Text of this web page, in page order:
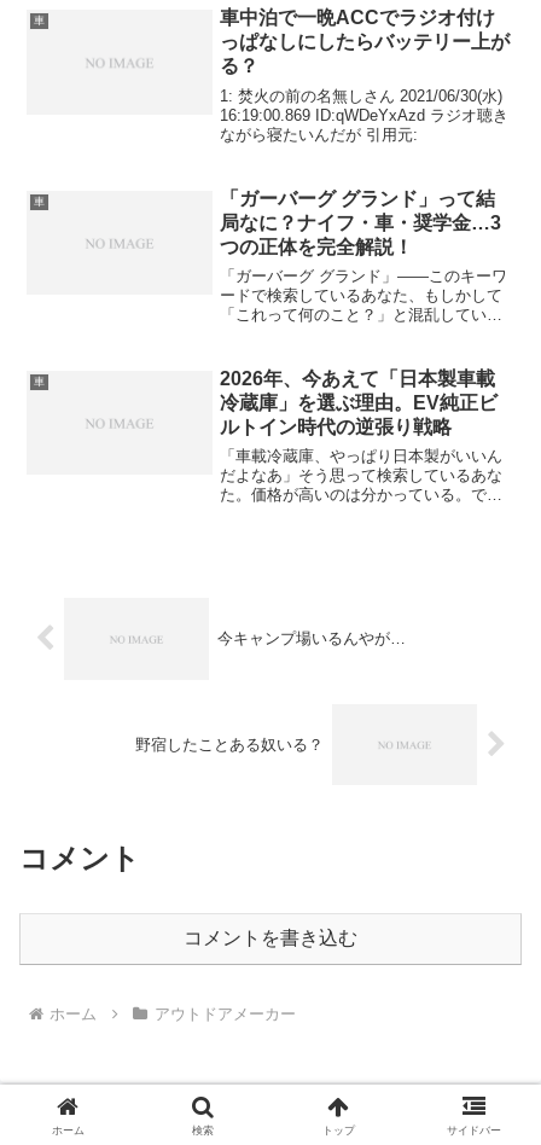
モ...
車
車中泊で一晩ACCでラジオ付け
っぱなしにしたらバッテリー上が
る？
1: 焚火の前の名無しさん 2021/06/30(水)
16:19:00.869 ID:qWDeYxAzd ラジオ聴き
ながら寝たいんだが 引用元:
車
「ガーバーグ グランド」って結
局なに？ナイフ・車・奨学金…3
つの正体を完全解説！
「ガーバーグ グランド」——このキーワ
ードで検索しているあなた、もしかして
「これって何のこと？」と混乱していま
んです。アウトドアブランド
「Gerber（ガーバー）」の...
車
2026年、今あえて「日本製車載
冷蔵庫」を選ぶ理由。EV純正ビ
ルトイン時代の逆張り戦略
「車載冷蔵庫、やっぱり日本製がいいん
だよなあ」そう思って検索しているあな
た。価格が高いのは分かっている。でも
今キャンプ場いるんやが…
野宿したことある奴いる？
コメント
コメントを書き込む
ホーム アウトドアメーカー
ホーム 検索 トップ サイドバー